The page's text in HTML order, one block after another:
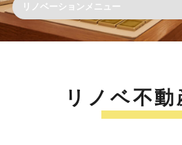
リノベーションメニュー
リノベ不動